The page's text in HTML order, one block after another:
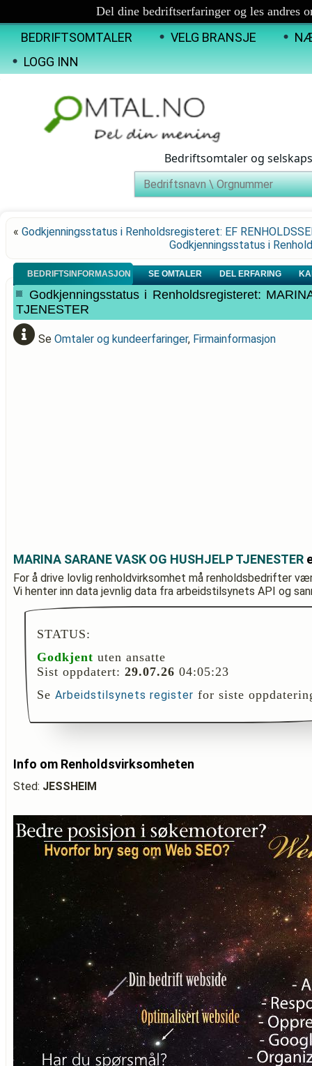
Del dine bedriftserfaringer og les andres
BEDRIFTSOMTALER VELG BRANSJE
LOGG INN
Bedriftsomtaler og
« Godkjenningsstatus i Renholdsregisteret: EF
Godkjenningsstatus i
BEDRIFTSINFORMASJON SE OMTALER DEL ERFARING
Godkjenningsstatus i Renholdsregisteret:
TJENESTER
Se Omtaler og kundeerfaringer, Firmainformasjon
MARINA SARANE VASK OG HUSHJELP TJENESTER
For å drive lovlig renholdvirksomhet må renholdsbedrifter
Vi henter inn data jevnlig data fra arbeidstilsynets API og
STATUS:
Godkjent uten ansatte
Sist oppdatert: 29.07.26 04:05:23
Se Arbeidstilsynets register for siste
Info om Renholdsvirksomheten
Sted: JESSHEIM